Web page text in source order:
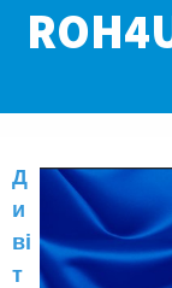
Д
и
ві
т